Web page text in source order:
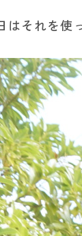
はそれを使